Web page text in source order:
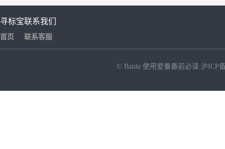
寻标宝
首页
联系我们
联系客服
© Baidu 使用爱番番前必读 沪ICP